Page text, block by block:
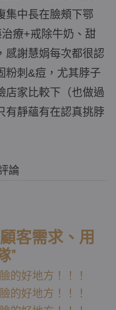
集中長在臉頰下鄂
療+戒除牛奶、甜
感謝慧娟每次都很認
粉刺&痘，尤其脖子
店家比較下（也做過
有靜蘊有在認真挑脖
論
客需求、用
"